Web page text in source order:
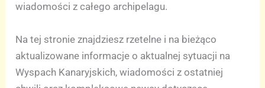
wiadomości z całego archipelagu.
Na tej stronie znajdziesz rzetelne i na bieżąco
aktualizowane informacje o aktualnej sytuacji na
Wyspach Kanaryjskich, wiadomości z ostatniej